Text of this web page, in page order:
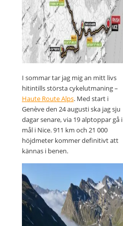
I sommar tar jag mig an mitt livs
hitintills största cykelutmaning –
Haute Route Alps. Med start i
Genève den 24 augusti ska jag sju
dagar senare, via 19 alptoppar gå i
mål i Nice. 911 km och 21 000
höjdmeter kommer definitivt att
kännas i benen.